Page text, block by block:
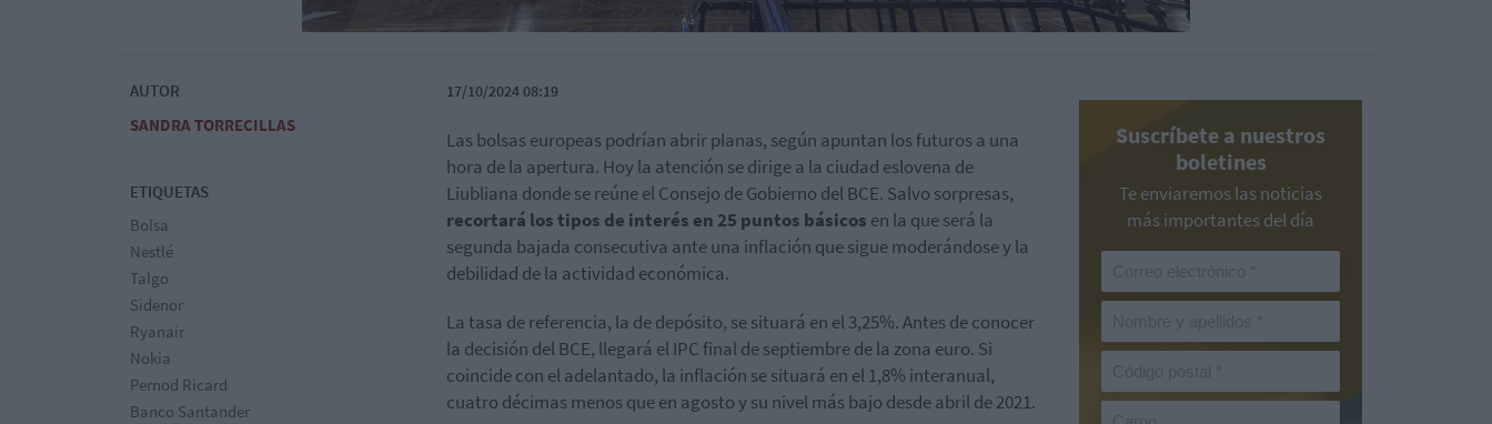
AUTOR
SANDRA TORRECILLAS
ETIQUETAS
Bolsa
Nestlé
Talgo
Sidenor
Ryanair
Nokia
Pernod Ricard
Banco Santander
17/10/2024 08:19
Las bolsas europeas podrían abrir planas, según apuntan los futuros a una
hora de la apertura. Hoy la atención se dirige a la ciudad eslovena de
Liubliana donde se reúne el Consejo de Gobierno del BCE. Salvo sorpresas,
recortará los tipos de interés en 25 puntos básicos en la que será la
segunda bajada consecutiva ante una inflación que sigue moderándose y la
debilidad de la actividad económica.
La tasa de referencia, la de depósito, se situará en el 3,25%. Antes de conocer
la decisión del BCE, llegará el IPC final de septiembre de la zona euro. Si
coincide con el adelantado, la inflación se situará en el 1,8% interanual,
cuatro décimas menos que en agosto y su nivel más bajo desde abril de 2021.
Suscríbete a nuestros
boletines
Te enviaremos las noticias
más importantes del día